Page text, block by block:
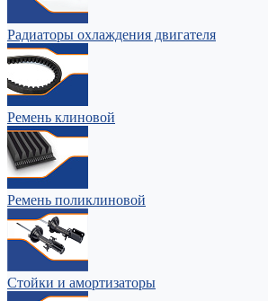
Радиаторы охлаждения двигателя
Ремень клиновой
Ремень поликлиновой
Стойки и амортизаторы